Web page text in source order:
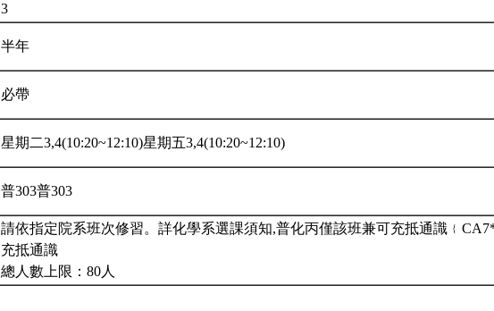
3
半年
必帶
星期二3,4(10:20~12:10)星期五3,4(10:20~12:10)
普303普303
請依指定院系班次修習。詳化學系選課須知,普化丙僅該班兼可充抵通識
充抵通識
總人數上限：80人